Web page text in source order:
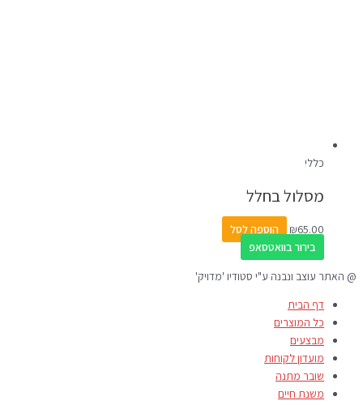
כללי
מסלול בחלל
₪65.00
הוספה לסל
בירור בוואטסאפ
@ האתר עוצב ונבנה ע"י סטודיו 'מדויק'
דף הבית
כל המוצרים
מבצעים
מועדון לקוחות
שובר מתנה
משנת חיים